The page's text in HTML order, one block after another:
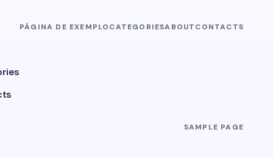
PÁGINA DE EXEMPLOCATEGORIESABOUTCONTACTS
SAMPLE PAGE